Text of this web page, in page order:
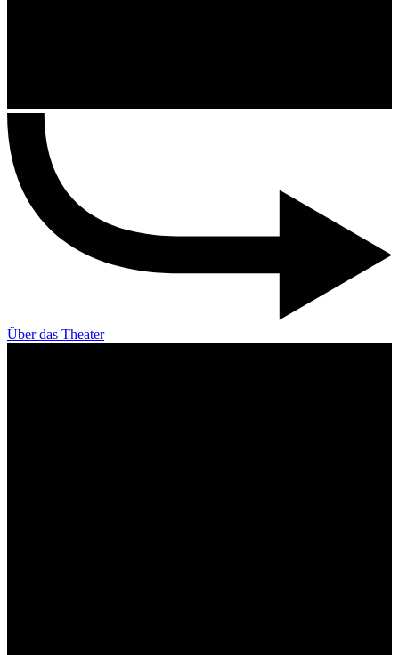
Über das Theater